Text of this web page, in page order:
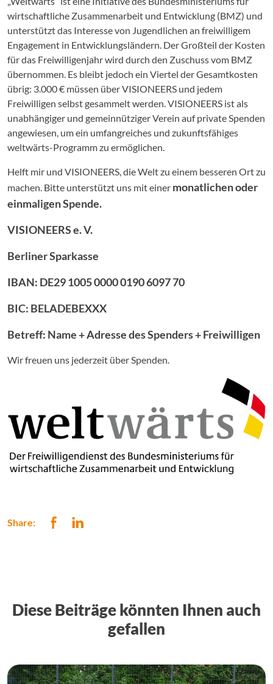
wirtschaftliche Zusammenarbeit und Entwicklung (BMZ) und
unterstützt das Interesse von Jugendlichen an freiwilligem
Engagement in Entwicklungsländern. Der Großteil der Kosten
für das Freiwilligenjahr wird durch den Zuschuss vom BMZ
übernommen. Es bleibt jedoch ein Viertel der Gesamtkosten
übrig: 3.000 € müssen über VISIONEERS und jedem
Freiwilligen selbst gesammelt werden. VISIONEERS ist als
unabhängiger und gemeinnütziger Verein auf private Spenden
angewiesen, um ein umfangreiches und zukunftsfähiges
weltwärts-Programm zu ermöglichen.
Helft mir und VISIONEERS, die Welt zu einem besseren Ort zu
machen. Bitte unterstützt uns mit einer monatlichen oder
einmaligen Spende.
VISIONEERS e. V.
Berliner Sparkasse
IBAN: DE29 1005 0000 0190 6097 70
BIC: BELADEBEXXX
Betreff: Name + Adresse des Spenders + Freiwilligen
Wir freuen uns jederzeit über Spenden.
Share:
Diese Beiträge könnten Ihnen auch
gefallen